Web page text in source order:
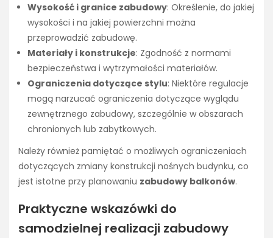
Wysokość i granice zabudowy: Określenie, do jakiej
wysokości i na jakiej powierzchni można
przeprowadzić zabudowę.
Materiały i konstrukcje: Zgodność z normami
bezpieczeństwa i wytrzymałości materiałów.
Ograniczenia dotyczące stylu: Niektóre regulacje
mogą narzucać ograniczenia dotyczące wyglądu
zewnętrznego zabudowy, szczególnie w obszarach
chronionych lub zabytkowych.
Należy również pamiętać o możliwych ograniczeniach
dotyczących zmiany konstrukcji nośnych budynku, co
jest istotne przy planowaniu zabudowy balkonów.
Praktyczne wskazówki do
samodzielnej realizacji zabudowy